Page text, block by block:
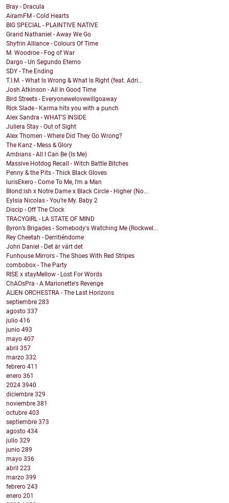
Bray - Dracula
AiramFM - Cold Hearts
BIG SPECIAL - PLAINTIVE NATIVE
Grand Nathaniel - Away We Go
Shyfrin Alliance - Colours Of Time
M. Woodroe - Fog of War
Dargo - Un Segundo Eterno
SDY - The Ending
T.I.M. - What Is Wrong & What Is Right (feat. Adri...
Josh Atkinson - All In Good Time
Bird Streets - Everyonewelovewillgoaway
Rick Slade - Karma hits you with a punch
Alex Sandra - WHAT'S INSIDE
Juliera Stay - Out of Sight
Alex Thomen - Where Did They Go Wrong?
The Kanz - Mess & Glory
Ambians - All I Can Be (Is Me)
Massive Hotdog Recall - Witch Battle Bitches
Penny & the Pits - Thick Black Gloves
lurisEkero - Come To Me, I’m a Man
Blond:ish x Notre Dame x Black Circle - Higher (No...
Eylsia Nicolas - You’re My. Baby 2
Discip - Off The Clock
TRACYGIRL - LA STATE OF MIND
Byron’s Brigades - Somebody's Watching Me (Rockwel...
Rey Cheetah - Derritiéndome
John Daniel - Det är värt det
Funhouse Mirrors - The Shoes With Red Stripes
combobox - The Party
RISE x stayMellow - Lost For Words
ChAOsPra - A Marionette's Revenge
ALIEN ORCHESTRA - The Last Horizons
septiembre 283
agosto 337
julio 416
junio 493
mayo 407
abril 357
marzo 332
febrero 411
enero 361
2024 3940
diciembre 329
noviembre 381
octubre 403
septiembre 373
agosto 434
julio 329
junio 289
mayo 336
abril 223
marzo 399
febrero 243
enero 201